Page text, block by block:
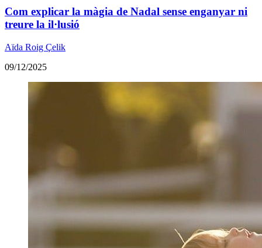
Com explicar la màgia de Nadal sense enganyar ni
treure la il·lusió
Aïda Roig Çelik
09/12/2025